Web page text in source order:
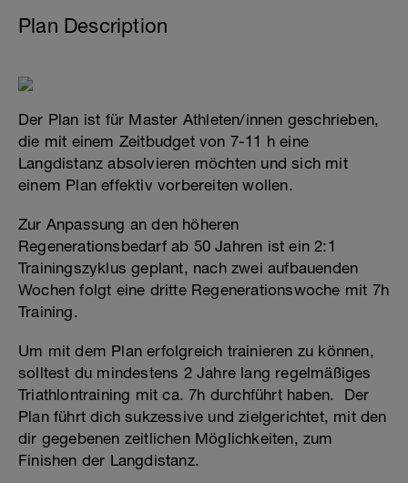
Plan Description
Der Plan ist für Master Athleten/innen geschrieben,
die mit einem Zeitbudget von 7-11 h eine
Langdistanz absolvieren möchten und sich mit
einem Plan effektiv vorbereiten wollen.
Zur Anpassung an den höheren
Regenerationsbedarf ab 50 Jahren ist ein 2:1
Trainingszyklus geplant, nach zwei aufbauenden
Wochen folgt eine dritte Regenerationswoche mit 7h
Training.
Um mit dem Plan erfolgreich trainieren zu können,
solltest du mindestens 2 Jahre lang regelmäßiges
Triathlontraining mit ca. 7h durchführt haben. Der
Plan führt dich sukzessive und zielgerichtet, mit den
dir gegebenen zeitlichen Möglichkeiten, zum
Finishen der Langdistanz.